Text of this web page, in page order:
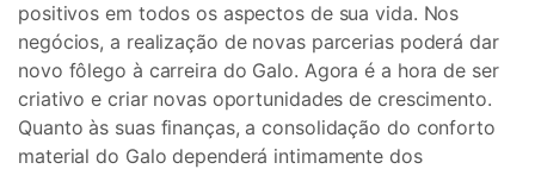
positivos em todos os aspectos de sua vida. Nos
negócios, a realização de novas parcerias poderá dar
novo fôlego à carreira do Galo. Agora é a hora de ser
criativo e criar novas oportunidades de crescimento.
Quanto às suas finanças, a consolidação do conforto
material do Galo dependerá intimamente dos